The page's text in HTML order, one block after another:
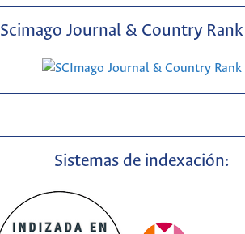
Scimago Journal & Country Rank
Sistemas de indexación: